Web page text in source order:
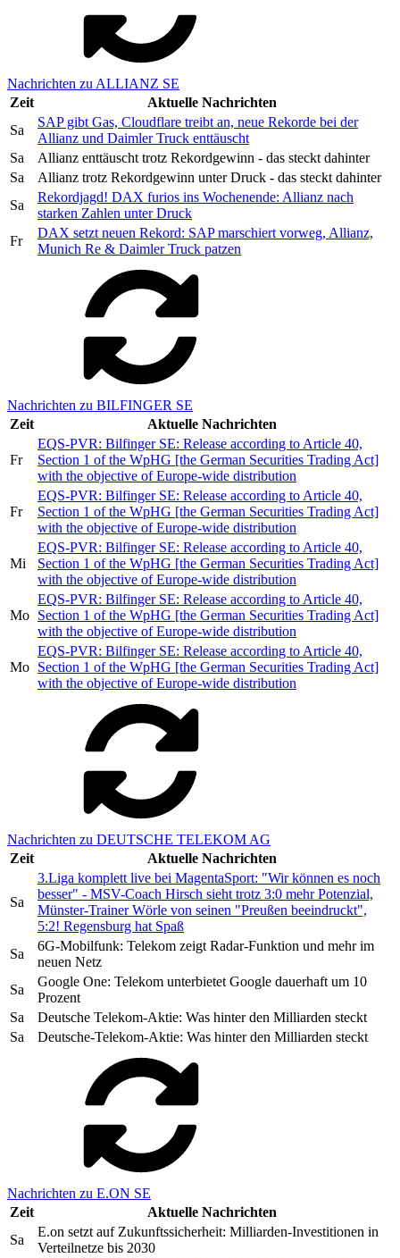
Nachrichten zu ALLIANZ SE
Zeit
Aktuelle Nachrichten
Sa
SAP gibt Gas, Cloudflare treibt an, neue Rekorde bei der
Allianz und Daimler Truck enttäuscht
Sa
Allianz enttäuscht trotz Rekordgewinn - das steckt dahinter
Sa
Allianz trotz Rekordgewinn unter Druck - das steckt dahinter
Sa
Rekordjagd! DAX furios ins Wochenende: Allianz nach
starken Zahlen unter Druck
Fr
DAX setzt neuen Rekord: SAP marschiert vorweg, Allianz,
Munich Re & Daimler Truck patzen
Nachrichten zu BILFINGER SE
Zeit
Aktuelle Nachrichten
Fr
EQS-PVR: Bilfinger SE: Release according to Article 40,
Section 1 of the WpHG [the German Securities Trading Act]
with the objective of Europe-wide distribution
Fr
EQS-PVR: Bilfinger SE: Release according to Article 40,
Section 1 of the WpHG [the German Securities Trading Act]
with the objective of Europe-wide distribution
Mi
EQS-PVR: Bilfinger SE: Release according to Article 40,
Section 1 of the WpHG [the German Securities Trading Act]
with the objective of Europe-wide distribution
Mo
EQS-PVR: Bilfinger SE: Release according to Article 40,
Section 1 of the WpHG [the German Securities Trading Act]
with the objective of Europe-wide distribution
Mo
EQS-PVR: Bilfinger SE: Release according to Article 40,
Section 1 of the WpHG [the German Securities Trading Act]
with the objective of Europe-wide distribution
Nachrichten zu DEUTSCHE TELEKOM AG
Zeit
Aktuelle Nachrichten
Sa
3.Liga komplett live bei MagentaSport: "Wir können es noch
besser" - MSV-Coach Hirsch sieht trotz 3:0 mehr Potenzial,
Münster-Trainer Wörle von seinen "Preußen beeindruckt",
5:2! Regensburg hat Spaß
Sa
6G-Mobilfunk: Telekom zeigt Radar-Funktion und mehr im
neuen Netz
Sa
Google One: Telekom unterbietet Google dauerhaft um 10
Prozent
Sa
Deutsche Telekom-Aktie: Was hinter den Milliarden steckt
Sa
Deutsche-Telekom-Aktie: Was hinter den Milliarden steckt
Nachrichten zu E.ON SE
Zeit
Aktuelle Nachrichten
Sa
E.on setzt auf Zukunftssicherheit: Milliarden-Investitionen in
Verteilnetze bis 2030